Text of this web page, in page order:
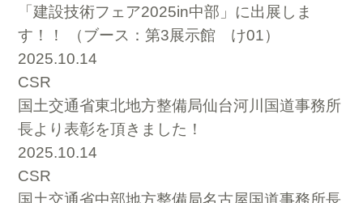
「建設技術フェア2025in中部」に出展しま
す！！ （ブース：第3展示館 け01）
2025.10.14
CSR
国土交通省東北地方整備局仙台河川国道事務所
長より表彰を頂きました！
2025.10.14
CSR